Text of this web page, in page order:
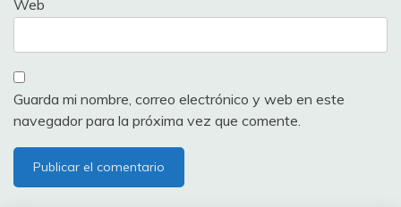
Web
Guarda mi nombre, correo electrónico y web en este
navegador para la próxima vez que comente.